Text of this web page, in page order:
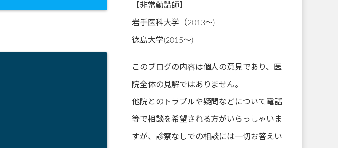
【非常勤講師】
岩手医科大学（2013～)
徳島大学(2015～)
このブログの内容は個人の意見であり、医
院全体の見解ではありません。
他院とのトラブルや疑問などについて電話
等で相談を希望される方がいらっしゃいま
すが、診察なしでの相談には一切お答えい